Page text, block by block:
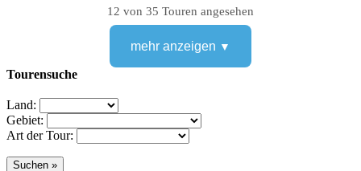
12 von 35 Touren angesehen
mehr anzeigen
Tourensuche
Land:
Gebiet:
Art der Tour: